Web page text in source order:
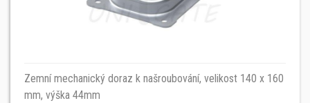
Zemní mechanický doraz k našroubování, velikost 140 x 160
mm, výška 44mm